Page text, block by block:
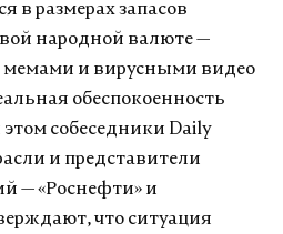
в размерах запасов
народной валюте —
мемами и вирусными видео
обеспокоенность
собеседники Daily
и представители
— «Роснефти» и
что ситуация